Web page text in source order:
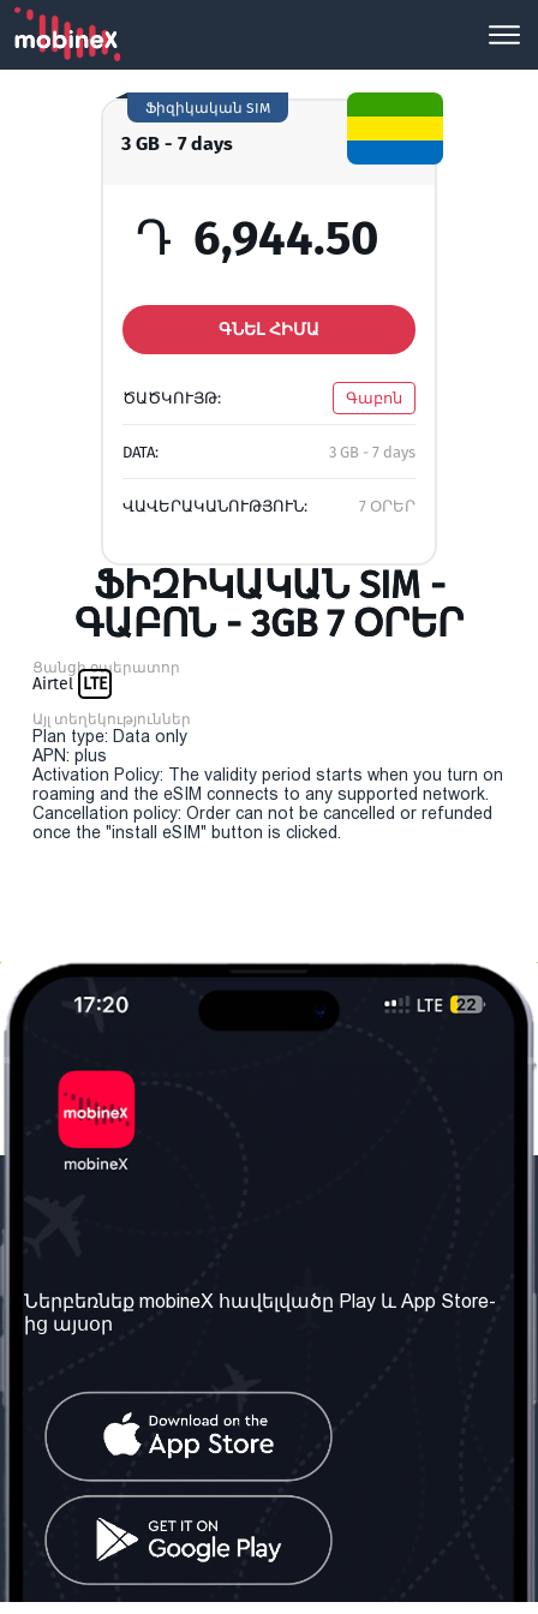
3 GB - 7 days
Ֆիզիկական SIM
Դ 6,944.50
ԳՆԵԼ ՀԻՄԱ
ԾԱԾԿՈՒՅԹ: Գաբոն
DATA: 3 GB - 7 days
ՎԱՎԵՐԱԿԱՆՈՒԹՅՈՒՆ: 7 ՕՐԵՐ
ՖԻԶԻԿԱԿԱՆ SIM -
ԳԱԲՈՆ - 3GB 7 ՕՐԵՐ
Ցանցի օպերատոր
Airtel LTE
Այլ տեղեկություններ
Plan type: Data only
APN: plus
Activation Policy: The validity period starts when you turn on
roaming and the eSIM connects to any supported network.
Cancellation policy: Order can not be cancelled or refunded
once the "install eSIM" button is clicked.
Մեր մասին
Մեր ծառայությունները
Պայմաններ և դրույթներ
Հաճախ տրվող հարցեր
Կապ մեզ հետ
Միացյալ
Թագավորություն: Մենք
գործընկեր ենք
փնտրում
Հայաստանում
Տարածել
սոցիալական
ցանցում
Ներբեռնեք mobineX հավելվածը Play և App Store-
ից այսօր